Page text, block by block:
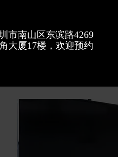
市南山区东滨路4269
大厦17楼，欢迎预约